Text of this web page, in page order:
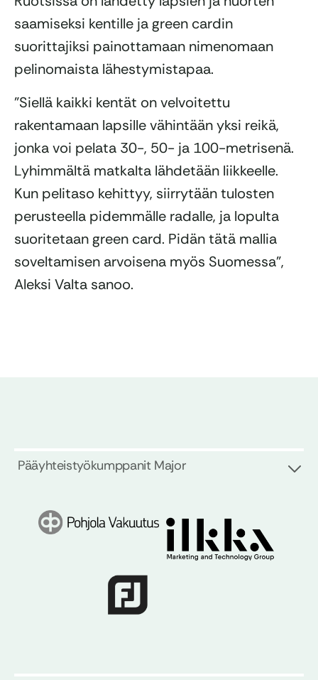
saamiseksi kentille ja green cardin
suorittajiksi painottamaan nimenomaan
pelinomaista lähestymistapaa.
”Siellä kaikki kentät on velvoitettu
rakentamaan lapsille vähintään yksi reikä,
jonka voi pelata 30-, 50- ja 100-metrisenä.
Lyhimmältä matkalta lähdetään liikkeelle.
Kun pelitaso kehittyy, siirrytään tulosten
perusteella pidemmälle radalle, ja lopulta
suoritetaan green card. Pidän tätä mallia
soveltamisen arvoisena myös Suomessa”,
Aleksi Valta sanoo.
Pääyhteistyökumppanit Major